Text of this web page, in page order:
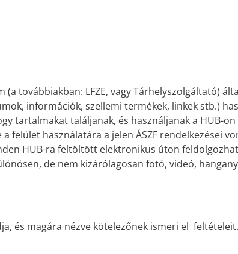
(a továbbiakban: LFZE, vagy Tárhelyszolgáltató)
információk, szellemi termékek, linkek stb.)
tartalmakat találjanak, és használjanak a HUB-
felület használatára a jelen ÁSZF rendelkezései
HUB-ra feltöltött elektronikus úton
de nem kizárólagosan fotó, videó,
és magára nézve kötelezőnek ismeri el